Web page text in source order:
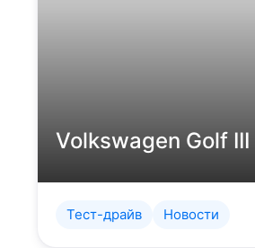
Volkswagen Golf
Тест-драйв Новости